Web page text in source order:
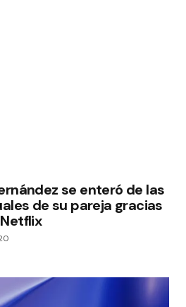
se enteró de las
de su pareja gracias